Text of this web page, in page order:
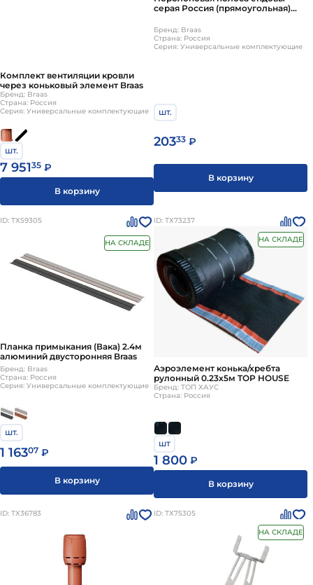
Комплект вентиляции кровли
через коньковый элемент Braas
Бренд: Braas
Страна: Россия
Серия: Универсальные комплектующие
шт.
7 95135 ₽
В корзину
серая Россия (прямоугольная)
Бренд: Braas
Страна: Россия
Серия: Универсальные комплектующие
шт.
20333 ₽
В корзину
ID: ТХ59305
НА СКЛАДЕ
Планка примыкания (Вака) 2.4м
алюминий двусторонняя Braas
Бренд: Braas
Страна: Россия
Серия: Универсальные комплектующие
шт.
1 16307 ₽
В корзину
ID: ТХ73237
НА СКЛАДЕ
Аэроэлемент конька/хребта
рулонный 0.23х5м TOP HOUSE
Бренд: ТОП ХАУС
Страна: Россия
шт
1 800 ₽
В корзину
ID: ТХ36783 ID: ТХ75305
НА СКЛАДЕ